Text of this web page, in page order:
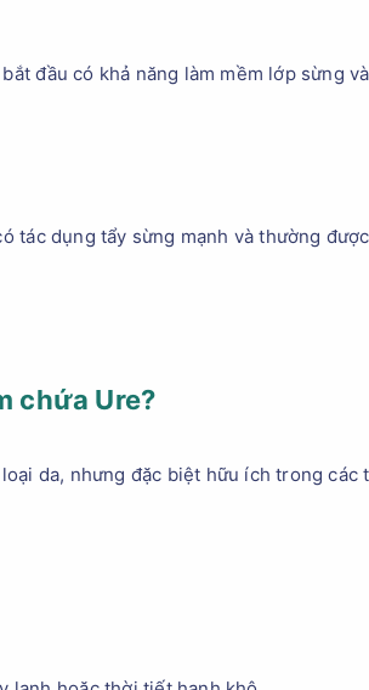
đầu có khả năng làm mềm lớp sừng
tác dụng tẩy sừng mạnh và thường
chứa Ure?
da, nhưng đặc biệt hữu ích trong các